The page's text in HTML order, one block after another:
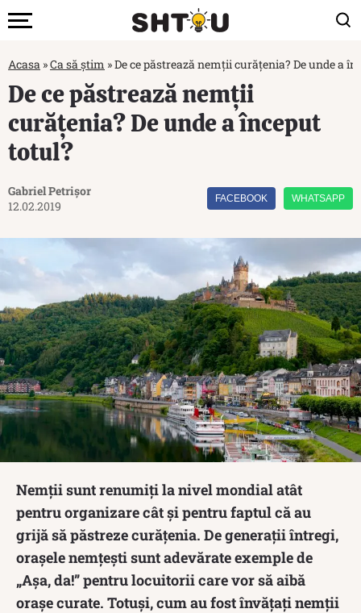
Acasa »Ca să știm »De ce păstrează nemții curățenia? De unde a
De ce păstrează nemții
curățenia? De unde a început
totul?
Gabriel Petrișor
12.02.2019
FACEBOOK WHATSAPP
Nemții sunt renumiți la nivel mondial atât
pentru organizare cât și pentru faptul că au
grijă să păstreze curățenia. De generații întregi,
orașele nemțești sunt adevărate exemple de
„Așa, da!” pentru locuitorii care vor să aibă
orașe curate. Totuși, cum au fost învățați nemții